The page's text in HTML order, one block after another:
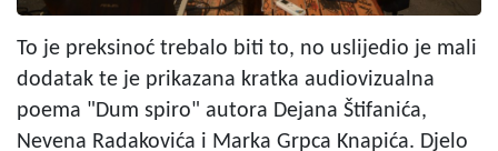
To je preksinoć trebalo biti to, no uslijedio je mali
dodatak te je prikazana kratka audiovizualna
poema "Dum spiro" autora Dejana Štifanića,
Nevena Radakovića i Marka Grpca Knapića. Djelo